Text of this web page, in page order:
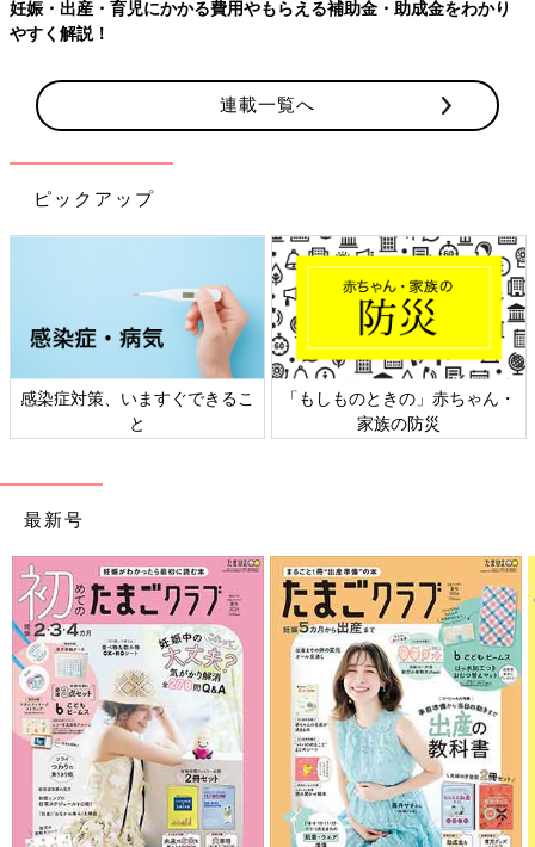
【ワクチン接種できるものも】妊婦の感染症対策、知っておいて！
連載一覧へ
ピックアップ
日本外来小児科学会リーフレッ
ト検討会
六星占術 細木かおりさんの人生
相談
最新号